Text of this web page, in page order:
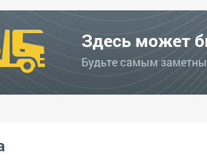
Здесь может
Будьте самым